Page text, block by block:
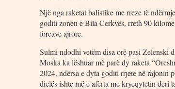
Një nga raketat balistike me rreze të
goditi zonën e Bila Cerkvës, rreth 90
forcave ajrore.
Sulmi ndodhi vetëm disa orë pasi Zelenski
Moska ka lëshuar më parë dy raketa
2024, ndërsa e dyta goditi rrjete në
dielës ishte më e afërta me kryeqytetin deri